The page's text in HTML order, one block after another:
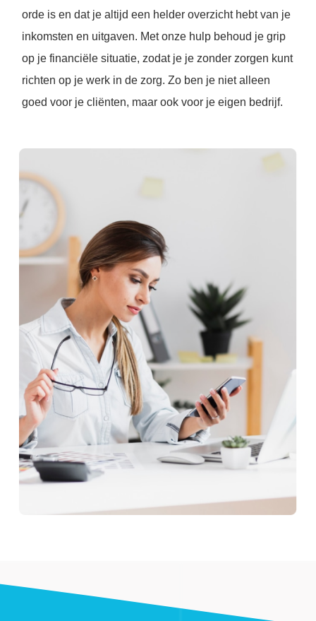
orde is en dat je altijd een helder overzicht hebt van je
inkomsten en uitgaven. Met onze hulp behoud je grip
op je financiële situatie, zodat je je zonder zorgen kunt
richten op je werk in de zorg. Zo ben je niet alleen
goed voor je cliënten, maar ook voor je eigen bedrijf.